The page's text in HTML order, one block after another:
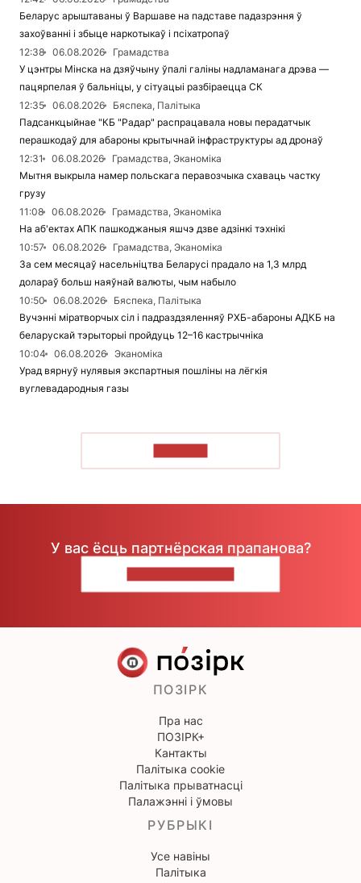
Беларус арыштаваны ў Варшаве на падставе падазрэння ў
захоўванні і збыце наркотыкаў і псіхатропаў
12:38
06.08.2026
Грамадства
У цэнтры Мінска на дзяўчыну ўпалі галіны надламанага дрэва —
пацярпелая ў бальніцы, у сітуацыі разбіраецца СК
12:35
06.08.2026
Бяспека, Палітыка
Падсанкцыйнае "КБ "Радар" распрацавала новы перадатчык
перашкодаў для абароны крытычнай інфраструктуры ад дронаў
12:31
06.08.2026
Грамадства, Эканоміка
Мытня выкрыла намер польскага перавозчыка схаваць частку
грузу
11:08
06.08.2026
Грамадства, Эканоміка
На аб'ектах АПК пашкоджаныя яшчэ дзве адзінкі тэхнікі
10:57
06.08.2026
Грамадства, Эканоміка
За сем месяцаў насельніцтва Беларусі прадало на 1,3 млрд
долараў больш наяўнай валюты, чым набыло
10:50
06.08.2026
Бяспека, Палітыка
Вучэнні міратворчых сіл і падраздзяленняў РХБ-абароны АДКБ на
беларускай тэрыторыі пройдуць 12–16 кастрычніка
10:04
06.08.2026
Эканоміка
Урад вярнуў нулявыя экспартныя пошліны на лёгкія
вуглевадародныя газы
У вас ёсць партнёрская прапанова?
ПОЗІРК
Пра нас
ПОЗІРК+
Кантакты
Палітыка cookie
Палітыка прыватнасці
Палажэнні і ўмовы
РУБРЫКІ
Усе навіны
Палітыка